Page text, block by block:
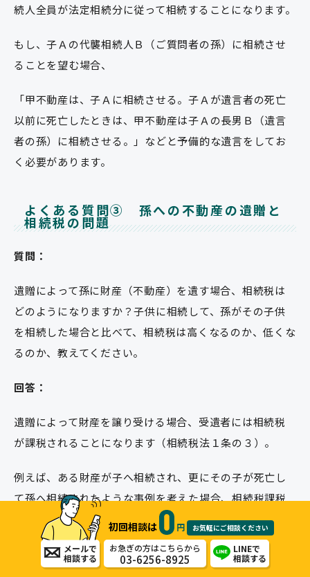
続人全員が法定相続分に従って相続することになります。
もし、子Ａの代襲相続人Ｂ（ご質問者の孫）に相続させ
ることを望む場合、
「甲不動産は、子Ａに相続させる。子Ａが遺言者の死亡
以前に死亡したときは、甲不動産は子Ａの長男Ｂ（遺言
者の孫）に相続させる。」などと予備的な遺言をしてお
く必要があります。
よくある質問③ 孫への不動産の遺贈と
相続税の問題
質問：
遺贈によって孫に財産（不動産）を遺す場合、相続税は
どのようになりますか？子供に相続して、孫がその子供
を相続した場合と比べて、相続税は高くなるのか、低くな
るのか、教えてください。
回答：
遺贈によって財産を譲り受ける場合、受遺者には相続税
が課税されることになります（相続税法１条の３）。
例えば、ある財産が子へ相続され、更にその子が死亡し
て孫へ相続されたような事例を考えた場合、相続税課税
されるだけの財産がある場合には、子への相続時と孫へ
の相続時の合計２回相続税が課税されることになりま
初回相談は 円 お気軽にご相談ください
メールで
相談する
お急ぎの方はこちらから
03-6256-8925
LINEで
相談する